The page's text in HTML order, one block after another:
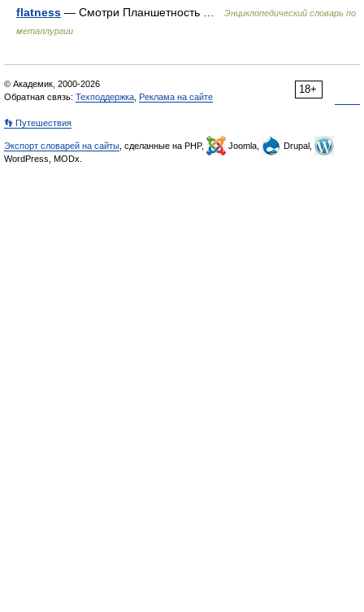
flatness — Смотри Планшетность …
Энциклопедический словарь по
металлургии
18+
© Академик, 2000-2026
Обратная связь: Техподдержка Реклама на сайте
👣 Путешествия
Экспорт словарей на сайты , сделанные на PHP, Joomla,
Drupal,
WordPress, MODx.